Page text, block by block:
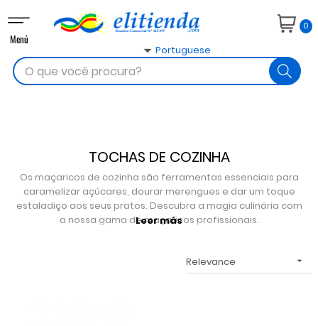
Toggle
navigation
Menú
0
Portuguese

TOCHAS DE COZINHA
Os maçaricos de cozinha são ferramentas essenciais para
caramelizar açúcares, dourar merengues e dar um toque
estaladiço aos seus pratos. Descubra a magia culinária com
a nossa gama de maçaricos profissionais.
Leer más
Relevance 